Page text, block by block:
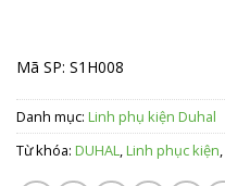
Mã SP: S1H008
Danh mục: Linh phụ kiện Duhal
Từ khóa: DUHAL,Linh phục kiện,